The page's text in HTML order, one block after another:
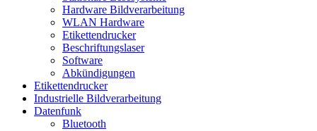
Hardware Bildverarbeitung
WLAN Hardware
Etikettendrucker
Beschriftungslaser
Software
Abkündigungen
Etikettendrucker
Industrielle Bildverarbeitung
Datenfunk
Bluetooth